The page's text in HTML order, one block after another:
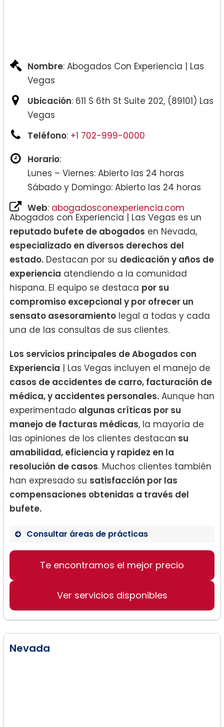
Nombre: Abogados Con Experiencia | Las
Vegas
Ubicación: 611 S 6th St Suite 202, (89101) Las
Vegas
Teléfono: +1 702-999-0000
Horario:
Lunes – Viernes: Abierto las 24 horas
Sábado y Domingo: Abierto las 24 horas
Web: abogadosconexperiencia.com
Abogados con Experiencia | Las Vegas es un
reputado bufete de abogados en Nevada,
especializado en diversos derechos del
estado. Destacan por su dedicación y años de
experiencia atendiendo a la comunidad
hispana. El equipo se destaca por su
compromiso excepcional y por ofrecer un
sensato asesoramiento legal a todas y cada
una de las consultas de sus clientes.
Los servicios principales de Abogados con
Experiencia | Las Vegas incluyen el manejo de
casos de accidentes de carro, facturación de
médica, y accidentes personales. Aunque han
experimentado algunas críticas por su
manejo de facturas médicas, la mayoría de
las opiniones de los clientes destacan su
amabilidad, eficiencia y rapidez en la
resolución de casos. Muchos clientes también
han expresado su satisfacción por las
compensaciones obtenidas a través del
bufete.
Consultar áreas de prácticas
Accidentes de Auto
Facturación Médica
Te encontramos el mejor precio
Ver servicios disponibles
Nevada